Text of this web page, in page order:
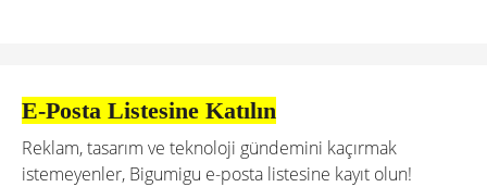
E-Posta Listesine Katılın
Reklam, tasarım ve teknoloji gündemini kaçırmak
istemeyenler, Bigumigu e-posta listesine kayıt olun!